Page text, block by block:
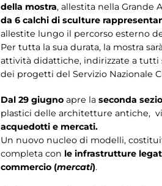
della mostra, allestita nella Grande
da 6 calchi di sculture
allestite lungo il percorso esterno
Per tutta la sua durata, la mostra
attività didattiche, indirizzate a tutti
dei progetti del Servizio Nazionale
Dal 29 giugno apre la seconda
plastici delle architetture antiche,
acquedotti e mercati.
Un nuovo nucleo di modelli,
completa con le infrastrutture
commercio (mercati).